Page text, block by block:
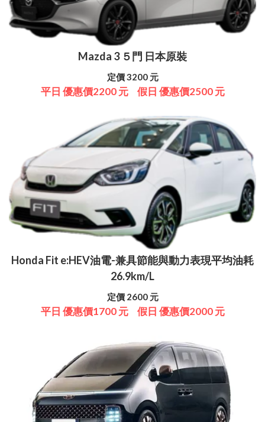
Mazda 3 ５門 日本原裝
定價 3200 元
平日 優惠價2200 元 假日 優惠價2500 元
Honda Fit e:HEV油電-兼具節能與動力表現平均油耗
26.9km/L
定價 2600 元
平日 優惠價1700 元 假日 優惠價2000 元